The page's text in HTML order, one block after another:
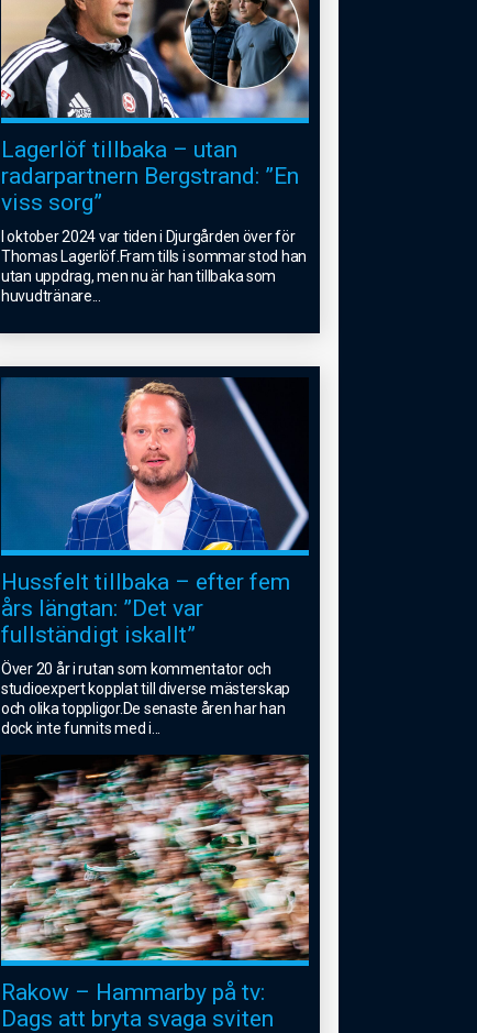
Lagerlöf tillbaka – utan
radarpartnern Bergstrand: ”En
viss sorg”
I oktober 2024 var tiden i Djurgården över för
Thomas Lagerlöf.Fram tills i sommar stod han
utan uppdrag, men nu är han tillbaka som
huvudtränare
Hussfelt tillbaka – efter fem
års längtan: ”Det var
fullständigt iskallt”
Över 20 år i rutan som kommentator och
studioexpert kopplat till diverse mästerskap
och olika toppligor.De senaste åren har han
dock inte funnits med i
Rakow – Hammarby på tv:
Dags att bryta svaga sviten